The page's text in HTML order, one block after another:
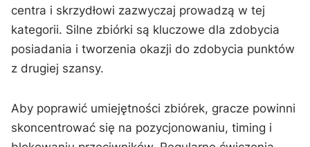
centra i skrzydłowi zazwyczaj prowadzą w tej
kategorii. Silne zbiórki są kluczowe dla zdobycia
posiadania i tworzenia okazji do zdobycia punktów
z drugiej szansy.
Aby poprawić umiejętności zbiórek, gracze powinni
skoncentrować się na pozycjonowaniu, timing i